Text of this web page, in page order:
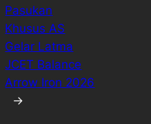
Pasukan
Khusus AS
Gelar Latma
JCET Balance
Arrow Iron 2026
→